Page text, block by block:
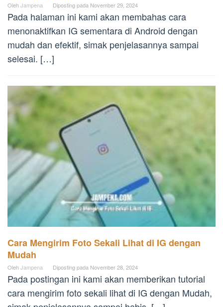
OlehJampena Diposting pada November 29, 2024
Pada halaman ini kami akan membahas cara
menonaktifkan IG sementara di Android dengan
mudah dan efektif, simak penjelasannya sampai
selesai. […]
Cara Mengirim Foto Sekali Lihat di IG dengan
Mudah
OlehJampena Diposting pada November 28, 2024
Pada postingan ini kami akan memberikan tutorial
cara mengirim foto sekali lihat di IG dengan Mudah,